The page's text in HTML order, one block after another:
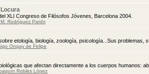
XLI Congreso de Filósofos Jóvenes, Barcelona 2004.
Rodríguez Pardo
etología, biología, zoología, psicología...Sus problemas,
Ongay de Felipe
que afectan directamente a los cuerpos humanos:
Robles López